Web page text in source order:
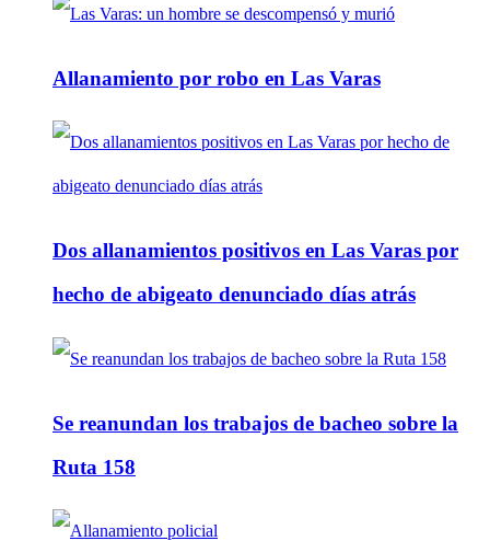
Allanamiento por robo en Las Varas
Dos allanamientos positivos en Las Varas por
hecho de abigeato denunciado días atrás
Se reanundan los trabajos de bacheo sobre la
Ruta 158